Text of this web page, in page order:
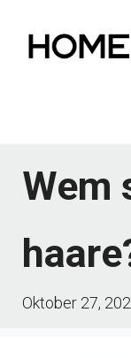
Inhalt
Wem
Oktober 27,